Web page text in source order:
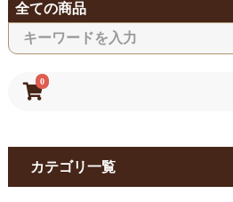
0
カテゴリ一覧